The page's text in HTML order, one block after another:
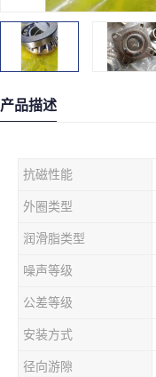
产品描述
抗磁性能
外圈类型
润滑脂类型
噪声等级
公差等级
安装方式
径向游隙